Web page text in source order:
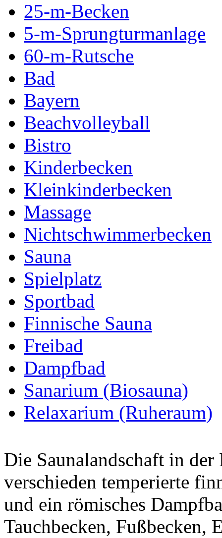
25-m-Becken
5-m-Sprungturmanlage
60-m-Rutsche
Bad
Bayern
Beachvolleyball
Bistro
Kinderbecken
Kleinkinderbecken
Massage
Nichtschwimmerbecken
Sauna
Spielplatz
Sportbad
Finnische Sauna
Freibad
Dampfbad
Sanarium (Biosauna)
Relaxarium (Ruheraum)
Die Saunalandschaft in
verschieden temperierte
und ein römisches
Tauchbecken, Fußbecken,